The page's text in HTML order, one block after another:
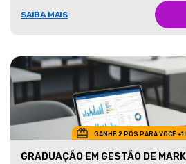
SAIBA MAIS
GANHE 2 PÓS PARA VOCÊ
GRADUAÇÃO EM GESTÃO DE